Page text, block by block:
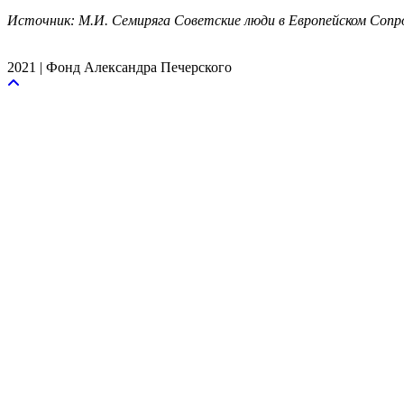
Источник: М.И. Семиряга Советские люди в Европейском
2021 | Фонд Александра Печерского